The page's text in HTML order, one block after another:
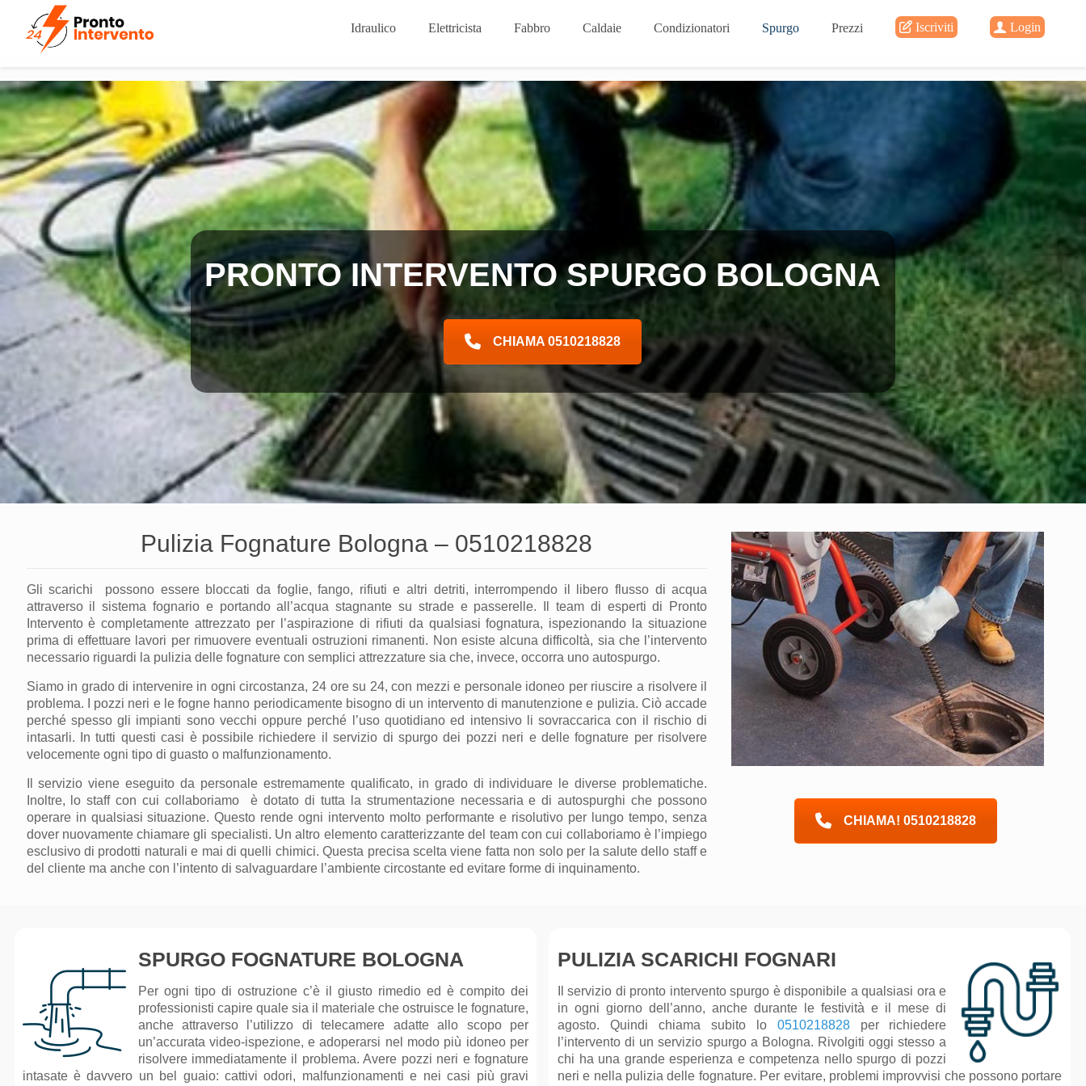
Idraulico Elettricista Fabbro Caldaie Condizionatori Spurgo Prezzi Iscriviti Login
PRONTO INTERVENTO SPURGO BOLOGNA
CHIAMA 0510218828
Pulizia Fognature Bologna – 0510218828
Gli scarichi possono essere bloccati da foglie, fango, rifiuti e altri detriti, interrompendo il libero flusso di acqua
attraverso il sistema fognario e portando all’acqua stagnante su strade e passerelle. Il team di espertidi Pronto
Interventoè completamente attrezzato per l’aspirazione di rifiuti da qualsiasifognatura, ispezionando la situazione
prima di effettuare lavori per rimuovere eventuali ostruzioni rimanenti. Non esiste alcuna difficoltà, sia che l’intervento
necessario riguardi la pulizia delle fognature con semplici attrezzature sia che, invece, occorra uno autospurgo.
Siamo in grado di intervenire in ogni circostanza, 24 ore su 24, con mezzi e personale idoneo per riuscire a risolvere il
problema. I pozzi neri e le fogne hanno periodicamente bisogno di un intervento di manutenzione e pulizia. Ciò accade
perché spesso gli impianti sono vecchi oppure perché l’uso quotidiano ed intensivo li sovraccarica con il rischio di
intasarli. In tutti questi casi è possibile richiedere il servizio di spurgodei pozzi neri e dellefognature per risolvere
velocemente ogni tipo di guasto o malfunzionamento.
Il servizio viene eseguito da personale estremamente qualificato, in grado di individuare le diverse problematiche.
Inoltre, lo staff con cui collaboriamo è dotato di tutta la strumentazione necessariae di autospurghi che possono
operare in qualsiasi situazione. Questo rende ogni intervento molto performante e risolutivo per lungo tempo, senza
dover nuovamente chiamare gli specialisti. Un altro elemento caratterizzante del team con cui collaboriamo è l’impiego
esclusivo di prodotti naturali e mai di quelli chimici. Questa precisa scelta viene fatta non solo per la salute dello staff e
del cliente ma anche con l’intento di salvaguardare l’ambiente circostante ed evitare forme di inquinamento.
CHIAMA! 0510218828
SPURGO FOGNATURE BOLOGNA
Per ogni tipo di ostruzione c’è il giusto rimedio ed è compito dei
professionisti capire quale sia il materiale che ostruisce le fognature,
anche attraverso l’utilizzo di telecamere adatte allo scopo per
un’accurata video-ispezione, e adoperarsi nel modo più idoneo per
risolvere immediatamente il problema. Avere pozzi neri e fognature
intasate è davvero un bel guaio: cattivi odori, malfunzionamenti e nei casi più gravi
PULIZIA SCARICHI FOGNARI
Il servizio di pronto intervento spurgo è disponibile a qualsiasi ora e
in ogni giorno dell’anno, anche durante le festività e il mese di
agosto. Quindi chiama subito
lo 0510218828per richiedere
l’intervento di un servizio spurgo a Bologna. Rivolgiti oggi stesso a
chi ha una grande esperienza e competenza nello spurgo di pozzi
neri e nella pulizia delle fognature. Per evitare, problemi improvvisi che possono portare